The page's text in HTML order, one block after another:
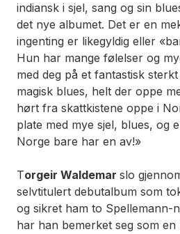
indiansk i sjel, sang og sin
det nye albumet. Det er en
ingenting er likegyldig eller
Hun har mange følelser og
med deg på et fantastisk
magisk blues, helt der oppe
hørt fra skattkistene oppe i
plate med mye sjel, blues, og
Norge bare har en av!»
Torgeir Waldemar slo
selvtitulert debutalbum som
og sikret ham to Spellemann-
har han bemerket seg som en